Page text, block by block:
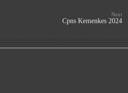
Next
Cpns Kemenkes 2024